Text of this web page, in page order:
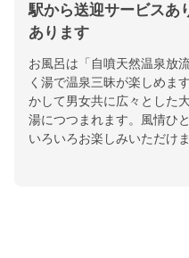
駅から送迎サービスあ
あります
お風呂は「自噴天然温泉放
く湯で温泉三昧が楽しめま
かして男女共に広々とした
湯につつまれます。風情ひ
いろいろお楽しみいただけま